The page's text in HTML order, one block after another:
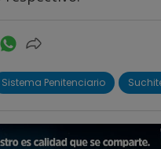
Sistema Penitenciario